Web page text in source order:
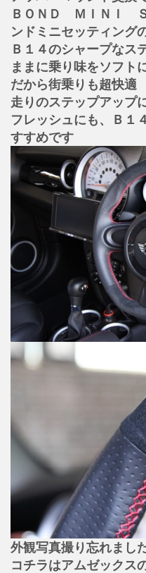
ＢＯＮＤ ＭＩＮＩ
ンドミニセッティング
Ｂ１４のシャープなス
ままに乗り味をソフト
だから街乗りも超快適
走りのステップアップ
フレッシュにも、Ｂ１
すすめです
外観写真撮り忘れまし
コチラはアムゼックス